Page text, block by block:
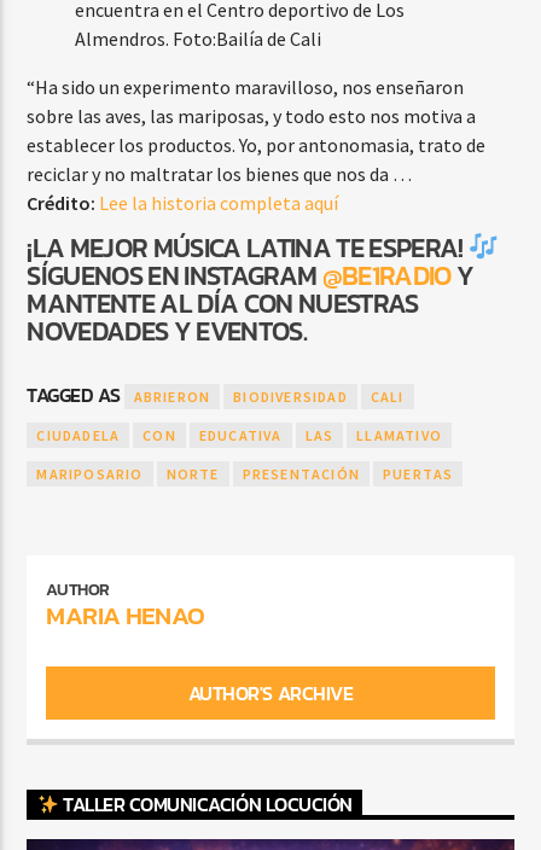
encuentra en el Centro deportivo de Los
Almendros. Foto:Bailía de Cali
“Ha sido un experimento maravilloso, nos enseñaron
sobre las aves, las mariposas, y todo esto nos motiva a
establecer los productos. Yo, por antonomasia, trato de
reciclar y no maltratar los bienes que nos da …
Crédito: Lee la historia completa aquí
¡LA MEJOR MÚSICA LATINA TE ESPERA!
SÍGUENOS EN INSTAGRAM@BE1RADIOY
MANTENTE AL DÍA CON NUESTRAS
NOVEDADES Y EVENTOS.
TAGGED AS ABRIERON BIODIVERSIDAD CALI
CIUDADELA CON EDUCATIVA LAS LLAMATIVO
MARIPOSARIO NORTE PRESENTACIÓN PUERTAS
AUTHOR
MARIA HENAO
AUTHOR'S ARCHIVE
TALLER COMUNICACIÓN LOCUCIÓN